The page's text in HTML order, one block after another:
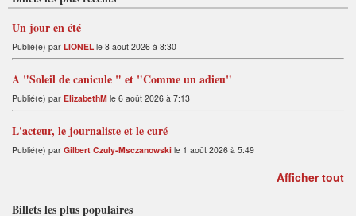
Un jour en été
Publié(e) par LIONEL le 8 août 2026 à 8:30
A "Soleil de canicule " et "Comme un adieu"
Publié(e) par ElizabethM le 6 août 2026 à 7:13
L'acteur, le journaliste et le curé
Publié(e) par Gilbert Czuly-Msczanowski le 1 août 2026 à 5:49
Afficher tout
Billets les plus populaires